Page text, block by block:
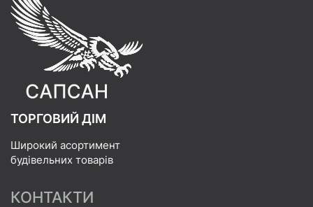
ТОРГОВИЙ ДІМ
Широкий асортимент
будівельних товарів
КОНТАКТИ